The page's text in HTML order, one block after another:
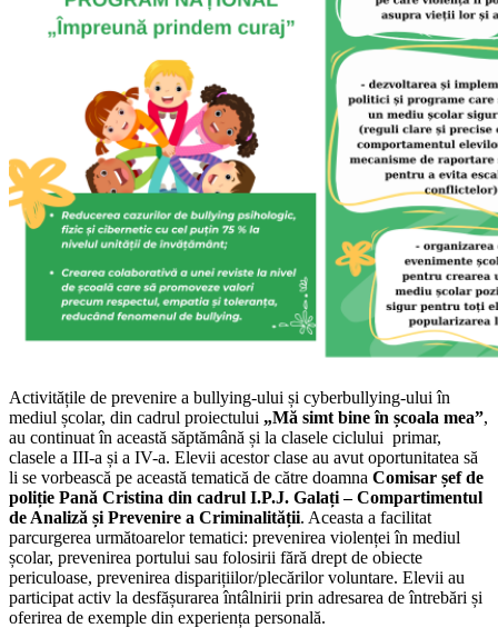
Activitățile de prevenire a bullying-ului și cyberbullying-ului în
mediul școlar, din cadrul proiectului „Mă simt bine în școala mea”,
au continuat în această săptămână și la clasele ciclului primar,
clasele a III-a și a IV-a. Elevii acestor clase au avut oportunitatea să
li se vorbească pe această tematică de către doamna Comisar șef de
poliție Pană Cristina din cadrul I.P.J. Galați – Compartimentul
de Analiză și Prevenire a Criminalității. Aceasta a facilitat
parcurgerea următoarelor tematici: prevenirea violenței în mediul
școlar, prevenirea portului sau folosirii fără drept de obiecte
periculoase, prevenirea disparițiilor/plecărilor voluntare. Elevii au
participat activ la desfășurarea întâlnirii prin adresarea de întrebări și
oferirea de exemple din experiența personală.